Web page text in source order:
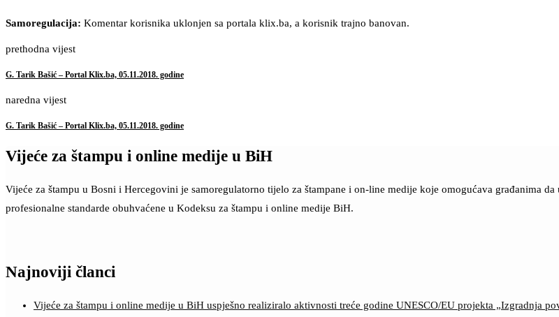
Samoregulacija: Komentar korisnika uklonjen sa portala klix.ba, a korisnik trajno banovan.
prethodna vijest
G. Tarik Bašić – Portal Klix.ba, 05.11.2018. godine
naredna vijest
G. Tarik Bašić – Portal Klix.ba, 05.11.2018. godine
Vijeće za štampu i online medije u BiH
Vijeće za štampu u Bosni i Hercegovini je samoregulatorno tijelo za štampane i on-line medije koje omogućava građanima
profesionalne standarde obuhvaćene u Kodeksu za štampu i online medije BiH.
Najnoviji članci
Vijeće za štampu i online medije u BiH uspješno realiziralo aktivnosti treće godine UNESCO/EU projekta „Izgradnja